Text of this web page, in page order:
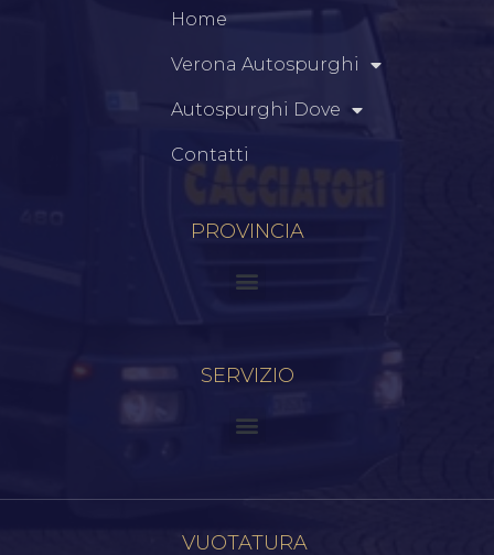
Home
Verona Autospurghi
Autospurghi Dove
Contatti
PROVINCIA
SERVIZIO
VUOTATURA